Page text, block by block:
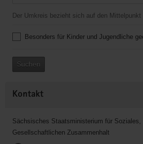
Der Umkreis bezieht sich auf den Mittelpunkt
Besonders für Kinder und Jugendliche
Suchen
Kontakt
Sächsisches Staatsministerium für Soziales,
Gesellschaftlichen Zusammenhalt